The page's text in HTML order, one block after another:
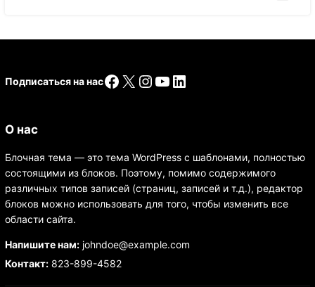
Подписаться на насFacebook
X Instagram
YouTube
LinkedIn
О нас
Блочная тема — это тема WordPress с шаблонами, полностью
состоящими из блоков. Поэтому, помимо содержимого
различных типов записей (страниц, записей и т.д.), редактор
блоков можно использовать для того, чтобы изменить все
области сайта.
Напишите нам:johndoe@example.com
Контакт:823-899-4582